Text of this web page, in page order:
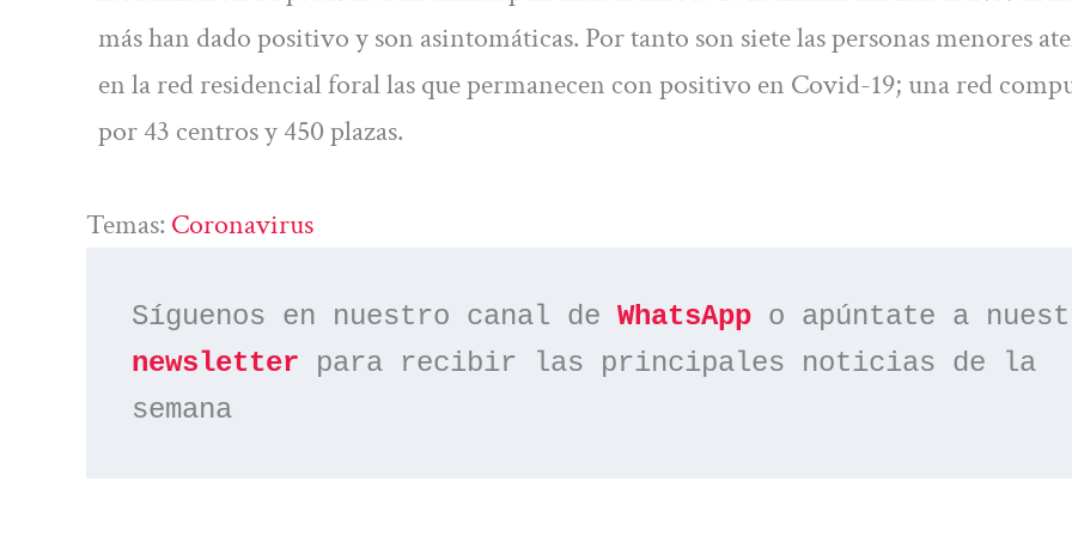
más han dado positivo y son asintomáticas. Por tanto son siete las personas menores
en la red residencial foral las que permanecen con positivo en Covid-19; una red
por 43 centros y 450 plazas.
Temas: Coronavirus
Síguenos en nuestro canal de WhatsApp
newsletter para recibir las principales noticias de la
semana